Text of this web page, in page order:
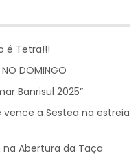
é Tetra!!!
NO DOMINGO
Banrisul 2025”
a Sestea na estreia
Abertura da Taça